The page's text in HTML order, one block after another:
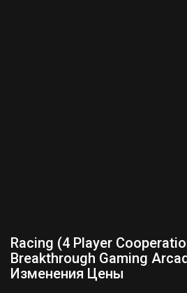
Racing (4 Player
Breakthrough Gaming
Изменения Цены